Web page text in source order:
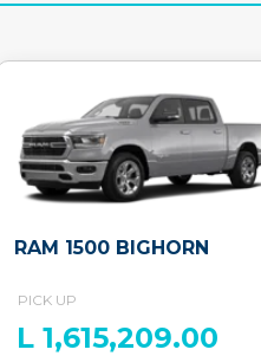
RAM 1500 BIGHORN
PICK UP
L 1,615,209.00